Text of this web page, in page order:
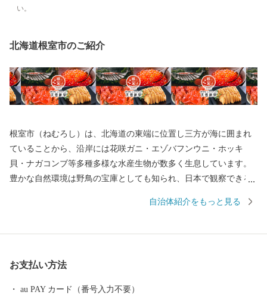
い。
北海道根室市のご紹介
根室市（ねむろし）は、北海道の東端に位置し三方が海に囲まれ
ていることから、沿岸には花咲ガニ・エゾバフンウニ・ホッキ
貝・ナガコンブ等多種多様な水産生物が数多く生息しています。
豊かな自然環境は野鳥の宝庫としても知られ、日本で観察できる
などには毎年全国各地から多くの方がバードウォッチングに訪れ
返還要求運動原点の地」として、これまで長きに渡り北方四島の
早期返還を願い、市民一丸となって世論の先頭に立ち、運動を展
自治体紹介をもっと見る
お支払い方法
au PAY カード（番号入力不要）